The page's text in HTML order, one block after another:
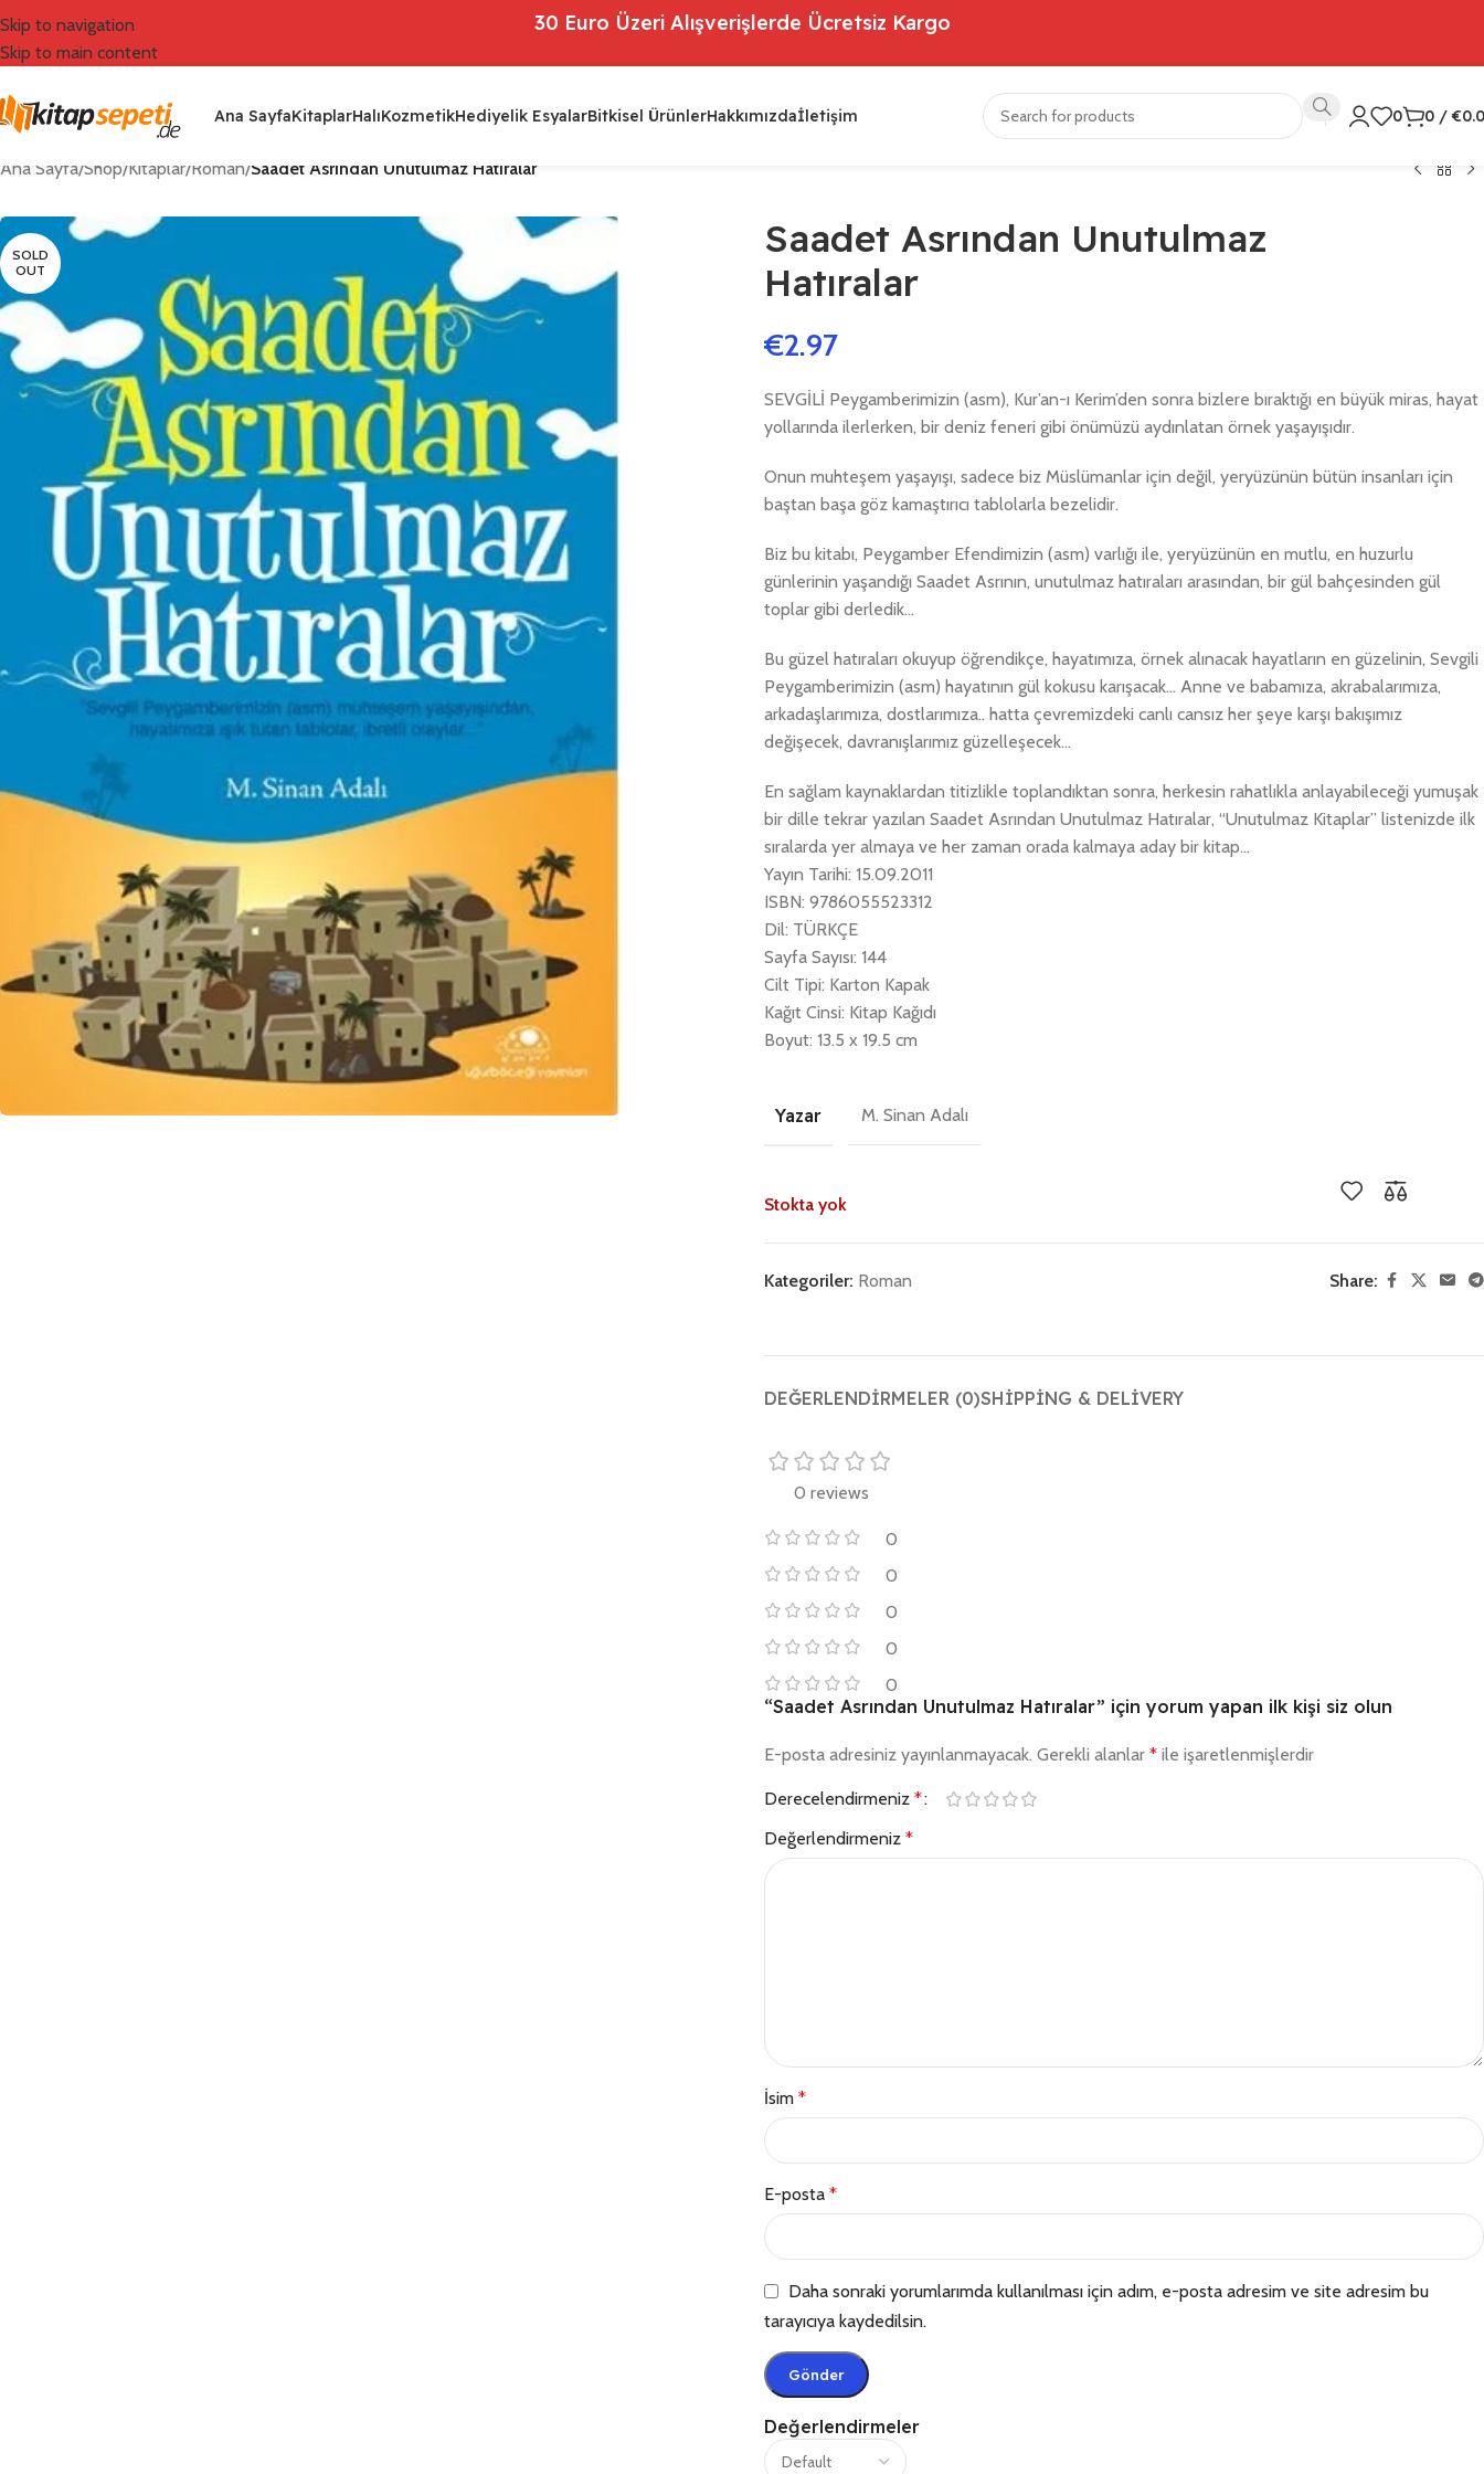
Skip to navigation
Skip to main content
30 Euro Üzeri Alışverişlerde Ücretsiz Kargo
Ana SayfaKitaplarHalıKozmetikHediyelik EsyalarBitkisel ÜrünlerHakkımızdaİletişim 0 0 / €
Ana Sayfa/Shop/Kitaplar/Roman/Saadet Asrından Unutulmaz Hatıralar
SOLD
OUT
Saadet Asrından Unutulmaz
Hatıralar
€2.97
SEVGİLİ Peygamberimizin (asm), Kur’an-ı Kerim’den sonra bizlere bıraktığı en büyük miras, hayat
yollarında ilerlerken, bir deniz feneri gibi önümüzü aydınlatan örnek yaşayışıdır.
Onun muhteşem yaşayışı, sadece biz Müslümanlar için değil, yeryüzünün bütün insanları için
baştan başa göz kamaştırıcı tablolarla bezelidir.
Biz bu kitabı, Peygamber Efendimizin (asm) varlığı ile, yeryüzünün en mutlu, en huzurlu
günlerinin yaşandığı Saadet Asrının, unutulmaz hatıraları arasından, bir gül bahçesinden gül
toplar gibi derledik…
Bu güzel hatıraları okuyup öğrendikçe, hayatımıza, örnek alınacak hayatların en güzelinin, Sevgili
Peygamberimizin (asm) hayatının gül kokusu karışacak… Anne ve babamıza, akrabalarımıza,
arkadaşlarımıza, dostlarımıza.. hatta çevremizdeki canlı cansız her şeye karşı bakışımız
değişecek, davranışlarımız güzelleşecek…
En sağlam kaynaklardan titizlikle toplandıktan sonra, herkesin rahatlıkla anlayabileceği yumuşak
bir dille tekrar yazılan Saadet Asrından Unutulmaz Hatıralar, “Unutulmaz Kitaplar” listenizde ilk
sıralarda yer almaya ve her zaman orada kalmaya aday bir kitap…
Yayın Tarihi: 15.09.2011
ISBN: 9786055523312
Dil: TÜRKÇE
Sayfa Sayısı: 144
Cilt Tipi: Karton Kapak
Kağıt Cinsi: Kitap Kağıdı
Boyut: 13.5 x 19.5 cm
Yazar M. Sinan Adalı
Stokta yok
Kategoriler: Roman Share:
DEĞERLENDIRMELER (0)SHIPPING & DELIVERY
0 reviews
0
0
0
0
0
Değerlendirmeler
“Saadet Asrından Unutulmaz Hatıralar” için yorum yapan ilk kişi siz olun
E-posta adresiniz yayınlanmayacak. Gerekli alanlar * ile işaretlenmişlerdir
Derecelendirmeniz *
Değerlendirmeniz *
İsim *
E-posta *
Daha sonraki yorumlarımda kullanılması için adım, e-posta adresim ve site adresim bu
tarayıcıya kaydedilsin.